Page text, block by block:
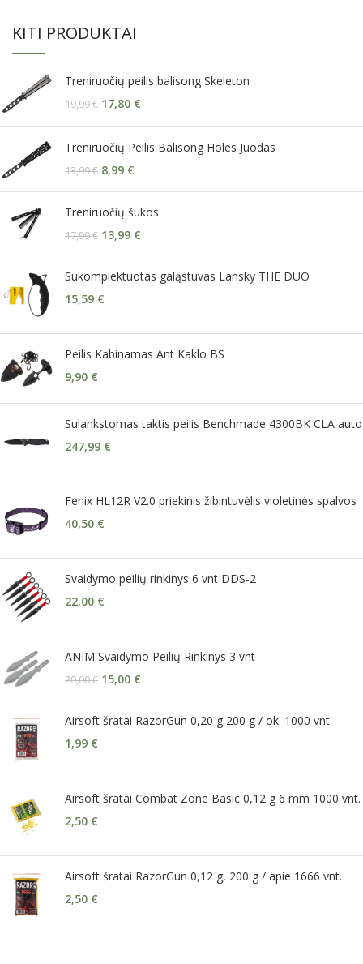
KITI PRODUKTAI
Treniruočių peilis balisong Skeleton
19,99€ 17,80 €
Treniruočių Peilis Balisong Holes Juodas
13,99€ 8,99 €
Treniruočių šukos
17,99€ 13,99 €
Sukomplektuotas galąstuvas Lansky THE DUO
15,59 €
Peilis Kabinamas Ant Kaklo BS
9,90 €
Sulankstomas taktis peilis Benchmade 4300BK CLA auto
247,99 €
Fenix HL12R V2.0 priekinis žibintuvėlis violetinės spalvos
40,50 €
Svaidymo peilių rinkinys 6 vnt DDS-2
22,00 €
ANIM Svaidymo Peilių Rinkinys 3 vnt
20,00€ 15,00 €
Airsoft šratai RazorGun 0,20 g 200 g / ok. 1000 vnt.
1,99 €
Airsoft šratai Combat Zone Basic 0,12 g 6 mm 1000 vnt.
2,50 €
Airsoft šratai RazorGun 0,12 g, 200 g / apie 1666 vnt.
2,50 €